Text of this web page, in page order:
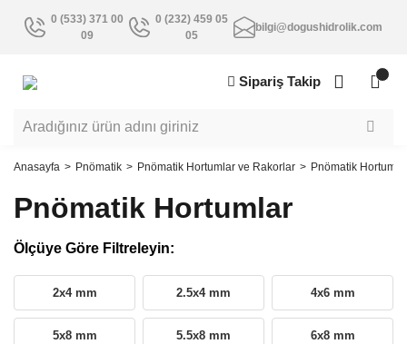
0 (533) 371 00
09
0 (232) 459 05
05
bilgi@dogushidrolik.com
Sipariş Takip
Anasayfa Pnömatik Pnömatik Hortumlar ve Rakorlar Pnömatik
Pnömatik Hortumlar
Ölçüye Göre Filtreleyin:
2x4 mm 2.5x4 mm 4x6 mm
5x8 mm 5.5x8 mm 6x8 mm